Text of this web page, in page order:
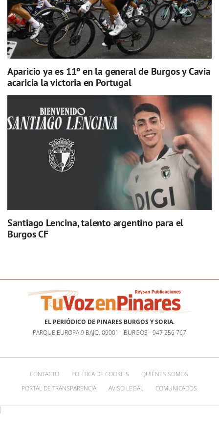
Aparicio ya es 11º en la general de Burgos y Cavia
acaricia la victoria en Portugal
Santiago Lencina, talento argentino para el
Burgos CF
EL PERIÓDICO DE PINARES BURGOS Y SORIA.
PARQUE EUROPA 9 BAJO, 09001 - BURGOS - 947 256 767
CONTACTO POLÍTICA DE COOKIES
QUIÉNES SOMOS
PORTAL DE TRANSPARENCIA
AVISO LEGAL COMUNICADOS